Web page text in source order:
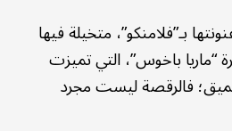
بـ”فلامنكو”، متخيلة فيها
“ماريا باخوس”، التي تميزت
فالرقصة ليست مجرد